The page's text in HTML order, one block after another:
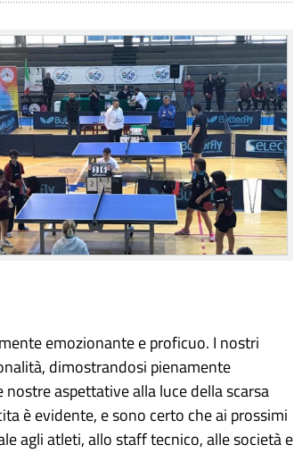
emozionante e proficuo. I nostri
dimostrandosi pienamente
aspettative alla luce della scarsa
è evidente, e sono certo che ai prossimi
agli atleti, allo staff tecnico, alle società e